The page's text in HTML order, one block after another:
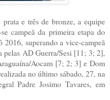
e três de bronze, a equipe
campeã da primeira etapa do
2016, superando a vice-campeã
AD Guerra/Sesi [11; 3; 2],
Aocam [7; 2; 3] e Dom
no último sábado, 27, na
Padre Josimo Tavares, em